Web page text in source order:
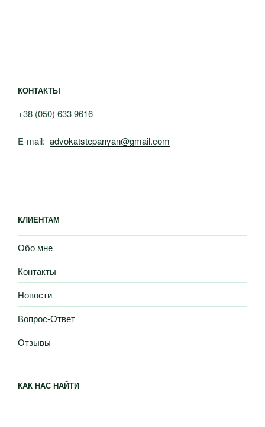
КОНТАКТЫ
+38 (050) 633 9616
E-mail: advokatstepanyan@gmail.com
КЛИЕНТАМ
Обо мне
Контакты
Новости
Вопрос-Ответ
Отзывы
КАК НАС НАЙТИ